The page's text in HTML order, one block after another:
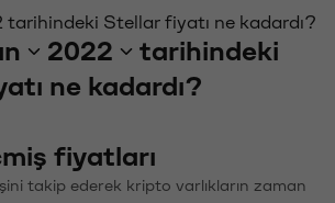
tarihindeki Stellar fiyatı ne kadardı?
2022
tarihindeki
ne kadardı?
fiyatları
takip ederek kripto varlıkların zaman